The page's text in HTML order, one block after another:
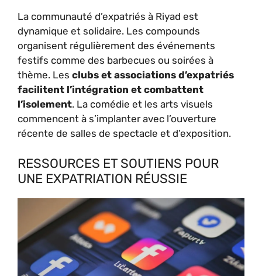
La communauté d’expatriés à Riyad est
dynamique et solidaire. Les compounds
organisent régulièrement des événements
festifs comme des barbecues ou soirées à
thème. Les clubs et associations d’expatriés
facilitent l’intégration et combattent
l’isolement. La comédie et les arts visuels
commencent à s’implanter avec l’ouverture
récente de salles de spectacle et d’exposition.
RESSOURCES ET SOUTIENS POUR
UNE EXPATRIATION RÉUSSIE